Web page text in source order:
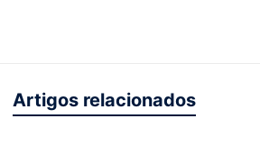
Artigos relacionados